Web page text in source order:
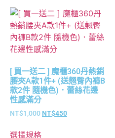
[ 買一送二 ] 魔櫃360丹熱銷
腰夾A款1件+ (送翹臀內褲B
款2件 隨機色)．蕾絲花邊
性感滿分
NT$1,000 NT$450
選擇規格